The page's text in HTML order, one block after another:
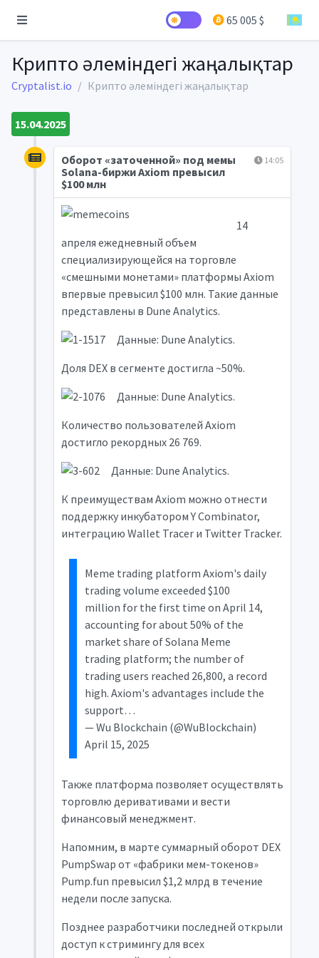
65 005 $
Крипто әлеміндегі жаңалықтар
Cryptalist.io Крипто әлеміндегі жаңалықтар
15.04.2025
14:05
Оборот «заточенной» под мемы
Solana-биржи Axiom превысил
$100 млн
14
апреля ежедневный объем
специализирующейся на торговле
«смешными монетами» платформы Axiom
впервые превысил $100 млн. Такие данные
представлены в Dune Analytics.
Данные: Dune Analytics.
Доля DEX в сегменте достигла ~50%.
Данные: Dune Analytics.
Количество пользователей Axiom
достигло рекордных 26 769.
Данные: Dune Analytics.
К преимуществам Axiom можно отнести
поддержку инкубатором Y Combinator,
интеграцию Wallet Tracer и Twitter Tracker.
Meme trading platform Axiom's daily
trading volume exceeded $100
million for the first time on April 14,
accounting for about 50% of the
market share of Solana Meme
trading platform; the number of
trading users reached 26,800, a record
high. Axiom's advantages include the
support…
— Wu Blockchain (@WuBlockchain)
April 15, 2025
Также платформа позволяет осуществлять
торговлю деривативами и вести
финансовый менеджмент.
Напомним, в марте суммарный оборот DEX
PumpSwap от «фабрики мем-токенов»
Pump.fun превысил $1,2 млрд в течение
недели после запуска.
Позднее разработчики последней открыли
доступ к стримингу для всех